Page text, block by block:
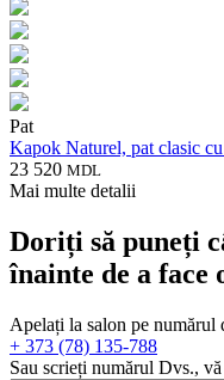
Pat
Kapok Naturel, pat clasic
23 520 MDL
Mai multe detalii
Doriți să puneți
înainte de a face
Apelați la salon pe numărul
+ 373 (78) 135-788
Sau scrieți numărul Dvs.,